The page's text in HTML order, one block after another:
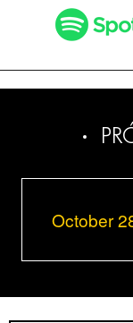
October